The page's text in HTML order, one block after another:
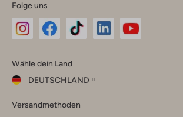
Folge uns
Instagram
Facebook
TikTok
Wähle dein Land
DEUTSCHLAND
dein
Versandmethoden